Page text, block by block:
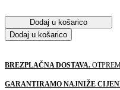
Dodaj u košarico
Dodaj u košarico
BREZPLAČNA DOSTAVA.
GARANTIRAMO NAJNIŽE